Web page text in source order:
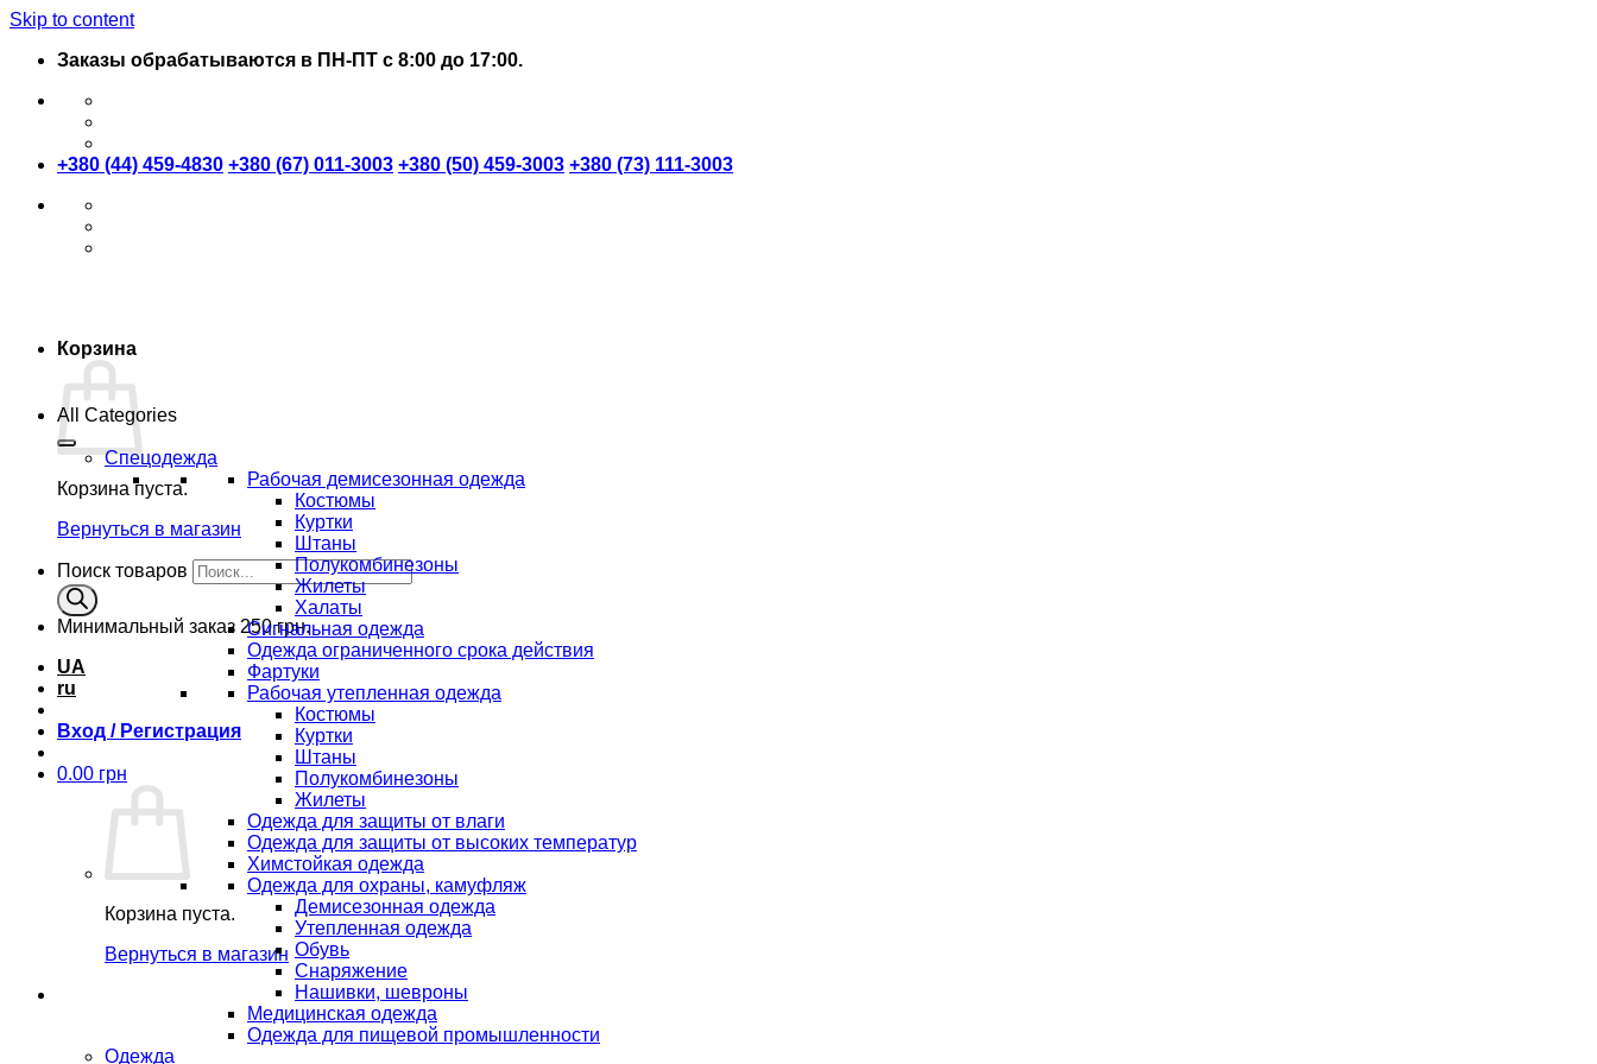
Skip to content
Заказы обрабатываются в ПН-ПТ с 8:00 до 17:00.
+380 (44) 459-4830 +380 (67) 011-3003 +380 (50) 459-3003 +380 (73) 111-3003
Корзина
Корзина пуста.
Вернуться в магазин
Поиск товаров
Минимальный заказ 250 грн.
UA
ru
Вход / Регистрация
0.00 грн
Корзина пуста.
Вернуться в магазин
All Categories
Спецодежда
Рабочая демисезонная одежда
Костюмы
Куртки
Штаны
Полукомбинезоны
Жилеты
Халаты
Сигнальная одежда
Одежда ограниченного срока действия
Фартуки
Рабочая утепленная одежда
Костюмы
Куртки
Штаны
Полукомбинезоны
Жилеты
Одежда для защиты от влаги
Одежда для защиты от высоких температур
Химстойкая одежда
Одежда для охраны, камуфляж
Демисезонная одежда
Утепленная одежда
Обувь
Снаряжение
Нашивки, шевроны
Медицинская одежда
Одежда для пищевой промышленности
Одежда